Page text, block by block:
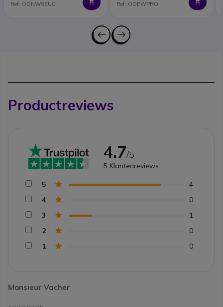
Ref: ODNW65UC Ref: ODEWPRO
Productreviews
Monsieur Vacher
4.7/5
5 Klantenreviews
5
4
4
0
3
1
2
0
1
0